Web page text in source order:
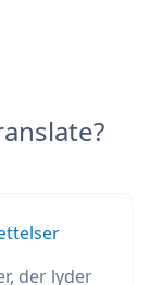
der lyder